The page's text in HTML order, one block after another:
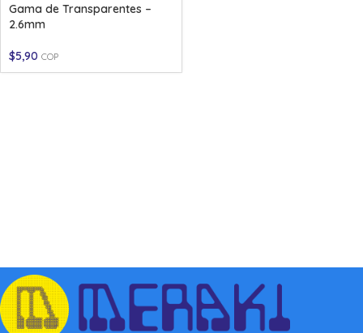
Gama de Transparentes –
2.6mm
$5,90 COP